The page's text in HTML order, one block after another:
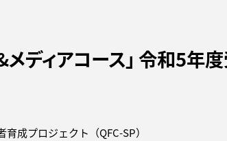
メディアコース」 令和5年
成プロジェクト（QFC-SP）